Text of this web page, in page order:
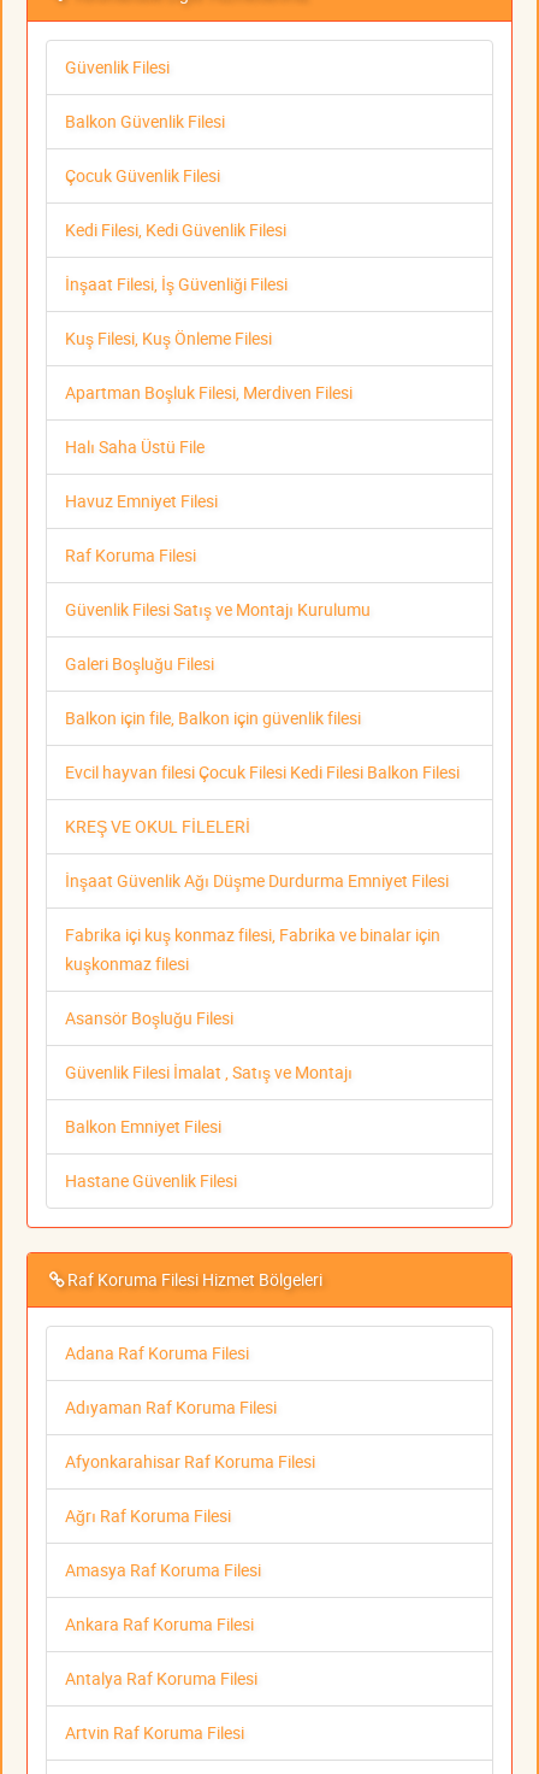
Güvenlik Filesi
Balkon Güvenlik Filesi
Çocuk Güvenlik Filesi
Kedi Filesi, Kedi Güvenlik Filesi
İnşaat Filesi, İş Güvenliği Filesi
Kuş Filesi, Kuş Önleme Filesi
Apartman Boşluk Filesi, Merdiven Filesi
Halı Saha Üstü File
Havuz Emniyet Filesi
Raf Koruma Filesi
Güvenlik Filesi Satış ve Montajı Kurulumu
Galeri Boşluğu Filesi
Balkon için file, Balkon için güvenlik filesi
Evcil hayvan filesi Çocuk Filesi Kedi Filesi Balkon Filesi
KREŞ VE OKUL FİLELERİ
İnşaat Güvenlik Ağı Düşme Durdurma Emniyet Filesi
Fabrika içi kuş konmaz filesi, Fabrika ve binalar için
kuşkonmaz filesi
Asansör Boşluğu Filesi
Güvenlik Filesi İmalat , Satış ve Montajı
Balkon Emniyet Filesi
Hastane Güvenlik Filesi
Raf Koruma Filesi Hizmet Bölgeleri
Adana Raf Koruma Filesi
Adıyaman Raf Koruma Filesi
Afyonkarahisar Raf Koruma Filesi
Ağrı Raf Koruma Filesi
Amasya Raf Koruma Filesi
Ankara Raf Koruma Filesi
Antalya Raf Koruma Filesi
Artvin Raf Koruma Filesi